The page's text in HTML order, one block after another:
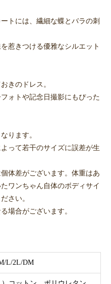
トには、繊細な蝶とバラの刺
惹きつける優雅なシルエット
きのドレス。
ォトや記念日撮影にもぴった
ります。
って若干のサイズに誤差が生
体差がございます。体重はあ
ワンちゃん自体のボディサイ
さい。
場合がございます。
L/2L/DM